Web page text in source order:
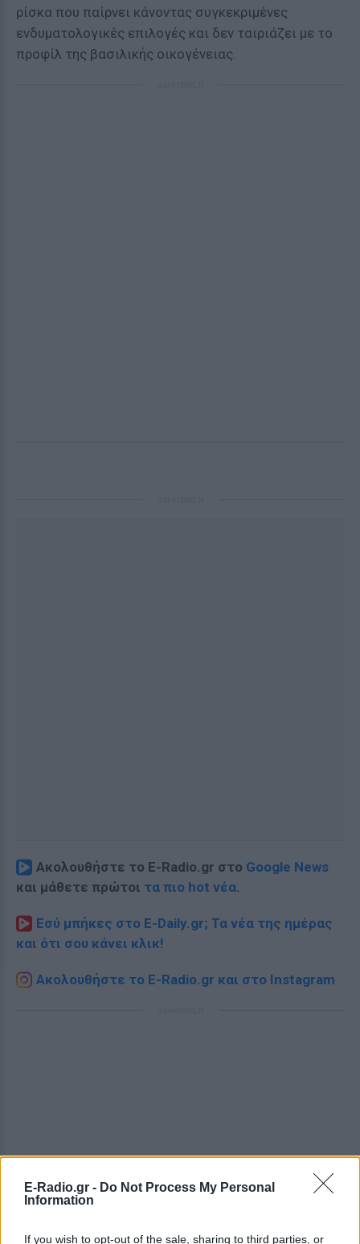
E-Radio.gr - Do Not Process My Personal
Information
If you wish to opt-out of the sale, sharing to third parties, or
ρίσκα που παίρνει κάνοντας συγκεκριμένες
ενδυματολογικές επιλογές και δεν ταιριάζει με το
προφίλ της βασιλικής οικογένειας.
Ακολουθήστε το E-Radio.gr στο Google News
και μάθετε πρώτοι τα πιο hot νέα.
Εσύ μπήκες στο E-Daily.gr; Τα νέα της ημέρας
και ότι σου κάνει κλικ!
Ακολουθήστε το E-Radio.gr και στο Instagram